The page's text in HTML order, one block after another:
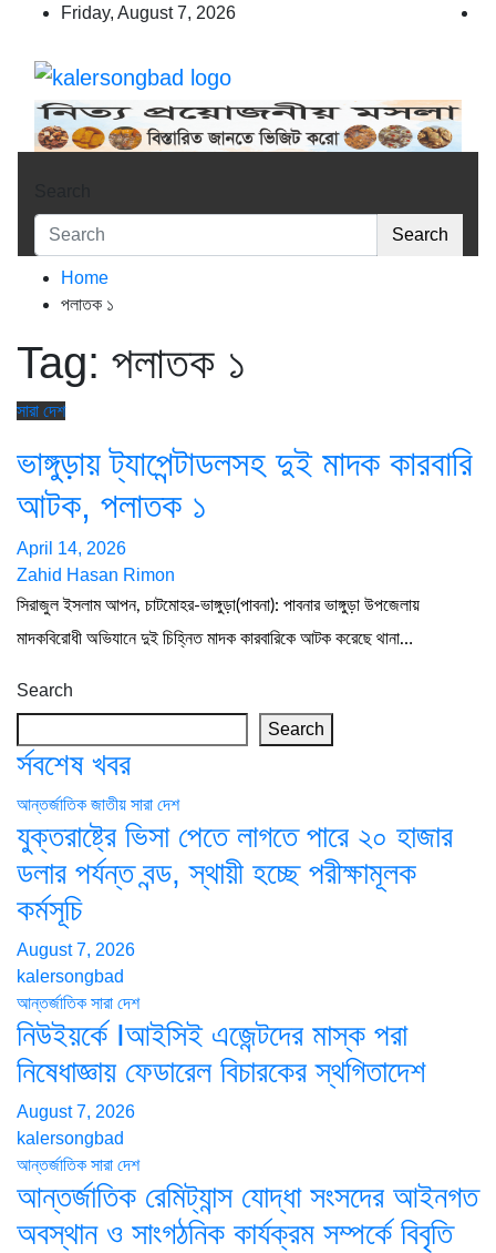
content
Friday, August 7, 2026
কালের সংবাদ
www.kalersongbad.com
Search
Home
পলাতক ১
Tag: পলাতক ১
সারা দেশ
ভাঙ্গুড়ায় ট্যাপেন্টাডলসহ দুই মাদক কারবারি
আটক, পলাতক ১
April 14, 2026
Zahid Hasan Rimon
সিরাজুল ইসলাম আপন, চাটমোহর-ভাঙ্গুড়া(পাবনা): পাবনার ভাঙ্গুড়া উপজেলায়
মাদকবিরোধী অভিযানে দুই চিহ্নিত মাদক কারবারিকে আটক করেছে থানা…
Search
Search
র্সবশেষ খবর
আন্তর্জাতিক জাতীয় সারা দেশ
যুক্তরাষ্ট্রে ভিসা পেতে লাগতে পারে ২০ হাজার
ডলার পর্যন্ত বন্ড, স্থায়ী হচ্ছে পরীক্ষামূলক
কর্মসূচি
August 7, 2026
kalersongbad
আন্তর্জাতিক সারা দেশ
নিউইয়র্কে Iআইসিই এজেন্টদের মাস্ক পরা
নিষেধাজ্ঞায় ফেডারেল বিচারকের স্থগিতাদেশ
August 7, 2026
kalersongbad
আন্তর্জাতিক সারা দেশ
আন্তর্জাতিক রেমিট্যান্স যোদ্ধা সংসদের আইনগত
অবস্থান ও সাংগঠনিক কার্যক্রম সম্পর্কে বিবৃতি